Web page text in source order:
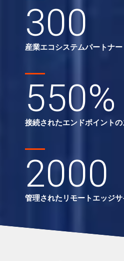
300
産業エコシステムパートナー
550%
接続されたエンドポイント
2000
管理されたリモートエッジサ